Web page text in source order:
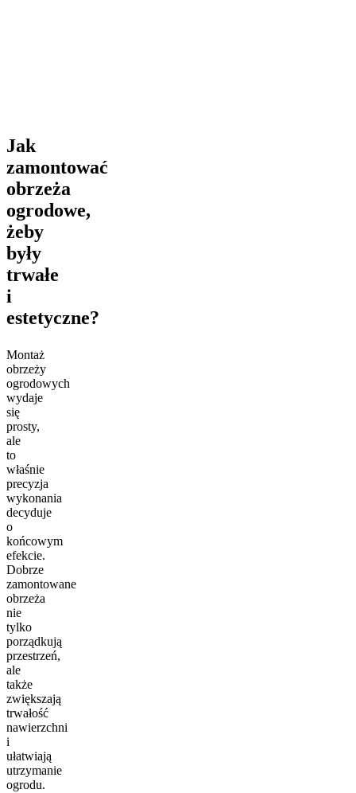
Jak
zamontować
obrzeża
ogrodowe,
żeby
były
trwałe
i
estetyczne?
Montaż
obrzeży
ogrodowych
wydaje
się
prosty,
ale
to
właśnie
precyzja
wykonania
decyduje
o
końcowym
efekcie.
Dobrze
zamontowane
obrzeża
nie
tylko
porządkują
przestrzeń,
ale
także
zwiększają
trwałość
nawierzchni
i
ułatwiają
utrzymanie
ogrodu.